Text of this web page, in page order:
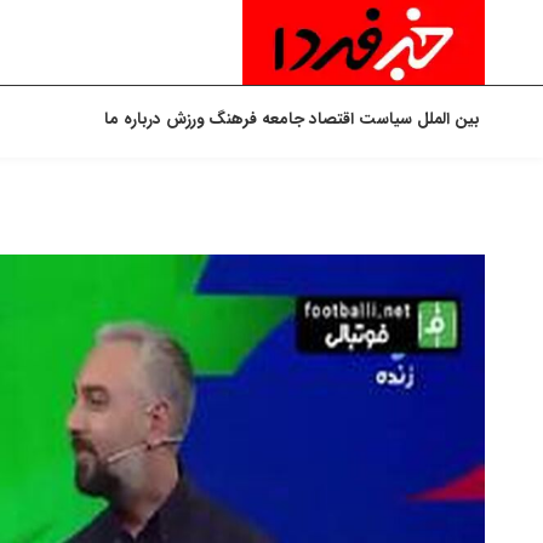
بین الملل سیاست اقتصادجامعه فرهنگورزش درباره ما